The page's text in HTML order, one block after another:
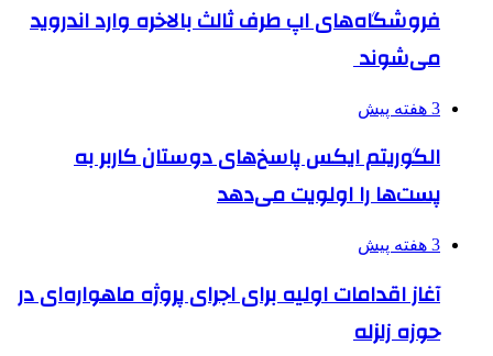
فروشگاه‌های اپ طرف ثالث بالاخره وارد اندروید
می‌شوند
3 هفته پیش
الگوریتم ایکس پاسخ‌های دوستان کاربر به
پست‌ها را اولویت می‌دهد
3 هفته پیش
آغاز اقدامات اولیه برای اجرای پروژه ماهواره‌ای در
حوزه زلزله